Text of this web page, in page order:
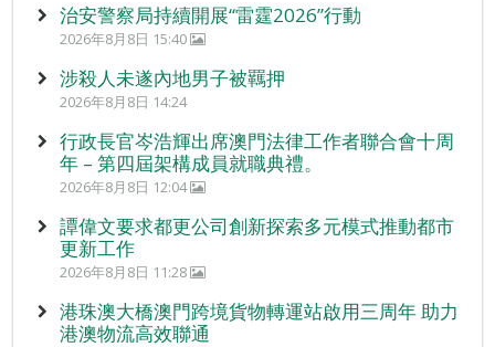
治安警察局持續開展“雷霆2026”行動
2026年8月8日 15:40
涉殺人未遂內地男子被羈押
2026年8月8日 14:24
行政長官岑浩輝出席澳門法律工作者聯合會十周
年 – 第四屆架構成員就職典禮。
2026年8月8日 12:04
譚偉文要求都更公司創新探索多元模式推動都市
更新工作
2026年8月8日 11:28
港珠澳大橋澳門跨境貨物轉運站啟用三周年 助力
港澳物流高效聯通